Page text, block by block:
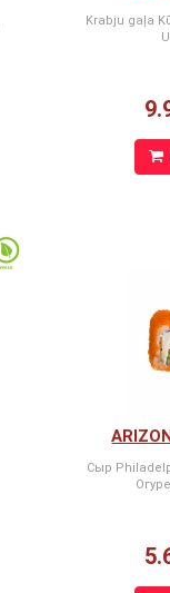
Krabju gaļa
Сыр